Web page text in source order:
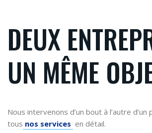
DEUX
UN MÊME
Nous intervenons d’un bout à l’autre
tous nos services en détail.